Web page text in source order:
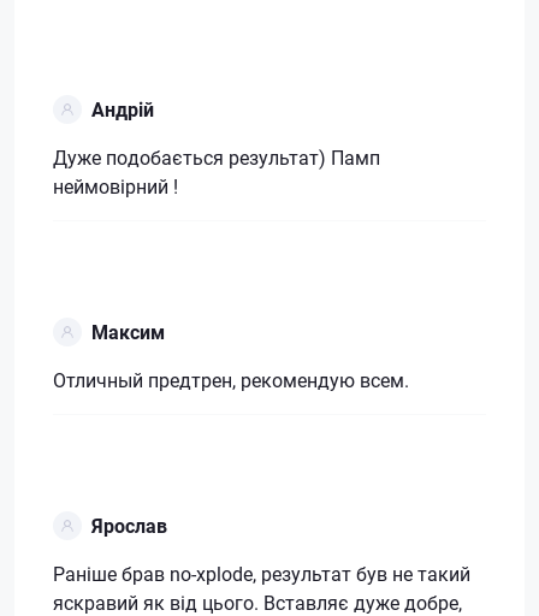
Андрій
Дуже подобається результат) Памп
неймовірний !
Максим
Отличный предтрен, рекомендую всем.
Ярослав
Раніше брав no-xplode, результат був не такий
яскравий як від цього. Вставляє дуже добре,